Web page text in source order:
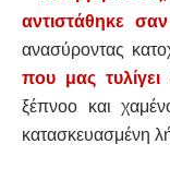
αντιστάθηκε
ανασύροντας
που μας τυλίγει
ξέπνοο και
κατασκευασμένη